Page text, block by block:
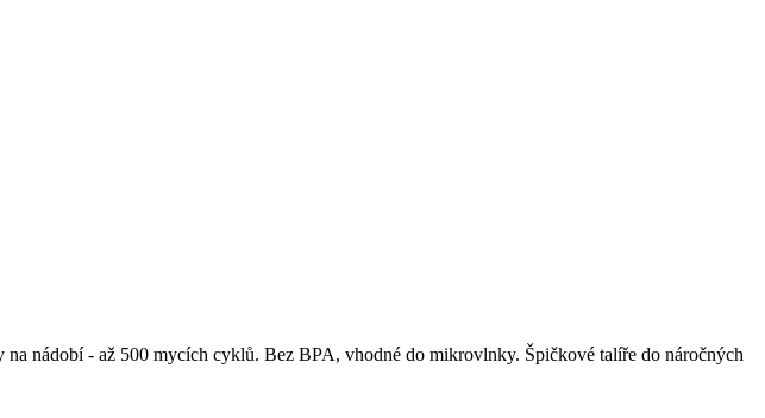
nádobí - až 500 mycích cyklů. Bez BPA, vhodné do mikrovlnky. Špičkové talíře do náročných